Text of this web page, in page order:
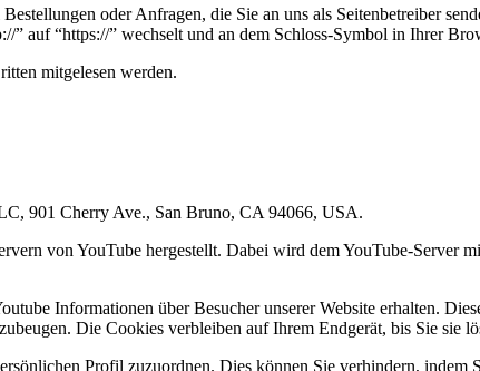
oder Anfragen, die Sie an uns als Seitenbetreiber
” auf “https://” wechselt und an dem Schloss-Symbol in Ihrer
mitgelesen werden.
901 Cherry Ave., San Bruno, CA 94066, USA.
von YouTube hergestellt. Dabei wird dem YouTube-Server
Informationen über Besucher unserer Website erhalten.
Die Cookies verbleiben auf Ihrem Endgerät, bis Sie sie
Profil zuzuordnen. Dies können Sie verhindern, indem